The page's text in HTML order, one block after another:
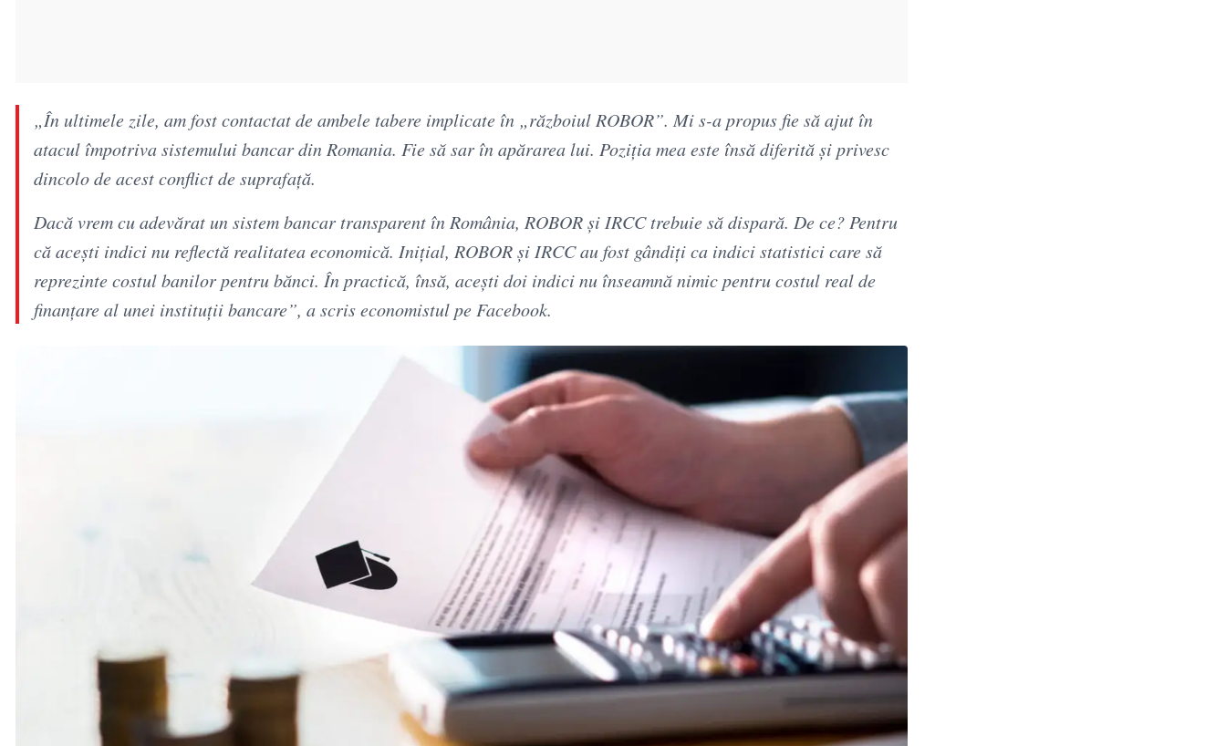
„În ultimele zile, am fost contactat de ambele tabere implicate în „războiul ROBOR”. Mi s-a propus fie să ajut în
atacul împotriva sistemului bancar din Romania. Fie să sar în apărarea lui. Poziția mea este însă diferită și privesc
dincolo de acest conflict de suprafață.
Dacă vrem cu adevărat un sistem bancar transparent în România, ROBOR și IRCC trebuie să dispară. De ce? Pentru
că acești indici nu reflectă realitatea economică. Inițial, ROBOR și IRCC au fost gândiți ca indici statistici care să
reprezinte costul banilor pentru bănci. În practică, însă, acești doi indici nu înseamnă nimic pentru costul real de
finanțare al unei instituții bancare”, a scris economistul pe Facebook.